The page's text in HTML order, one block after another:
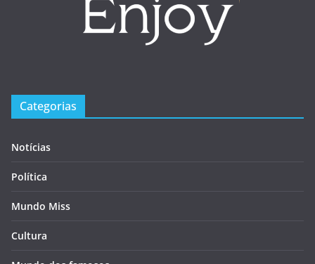
Categorias
Notícias
Política
Mundo Miss
Cultura